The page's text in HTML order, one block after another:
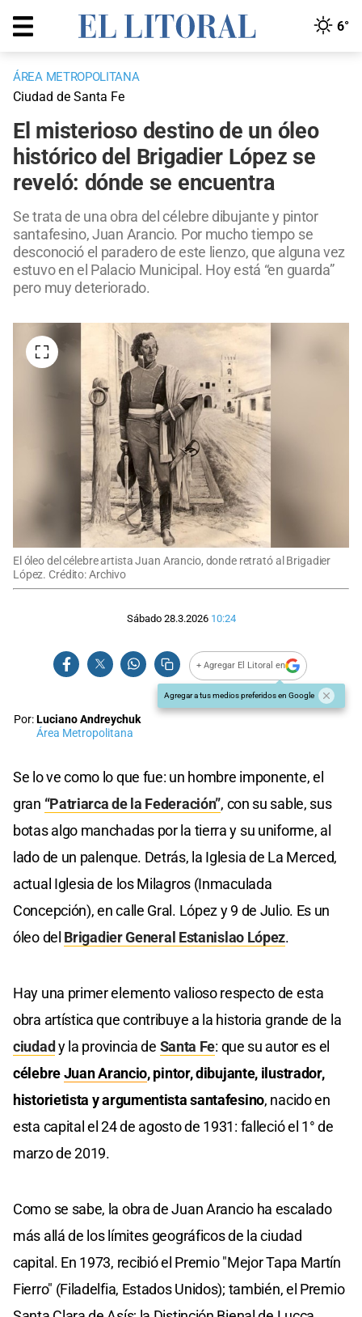
6°
ÁREA METROPOLITANA
Ciudad de Santa Fe
El misterioso destino de un óleo
histórico del Brigadier López se
reveló: dónde se encuentra
Se trata de una obra del célebre dibujante y pintor
santafesino, Juan Arancio. Por mucho tiempo se
desconoció el paradero de este lienzo, que alguna vez
estuvo en el Palacio Municipal. Hoy está “en guarda”
pero muy deteriorado.
El óleo del célebre artista Juan Arancio, donde retrató al Brigadier
López. Crédito: Archivo
Sábado 28.3.2026 10:24
+ Agregar El Litoral en
Agregar a tus medios preferidos en Google
Por:Luciano Andreychuk
Área Metropolitana
Se lo ve como lo que fue: un hombre imponente, el
gran “Patriarca de la Federación”, con su sable, sus
botas algo manchadas por la tierra y su uniforme, al
lado de un palenque. Detrás, la Iglesia de La Merced,
actual Iglesia de los Milagros (Inmaculada
Concepción), en calle Gral. López y 9 de Julio. Es un
óleo del Brigadier General Estanislao López.
Hay una primer elemento valioso respecto de esta
obra artística que contribuye a la historia grande de la
ciudady la provincia de Santa Fe: que su autor es el
célebreJuan Arancio, pintor, dibujante, ilustrador,
historietista y argumentista santafesino, nacido en
esta capital el 24 de agosto de 1931: falleció el 1° de
marzo de 2019.
Como se sabe, la obra de Juan Arancio ha escalado
más allá de los límites geográficos de la ciudad
capital. En 1973, recibió el Premio "Mejor Tapa Martín
Fierro" (Filadelfia, Estados Unidos); también, el Premio